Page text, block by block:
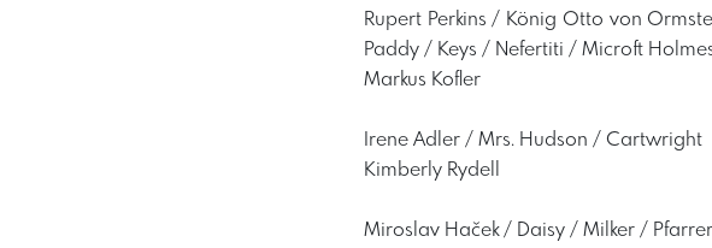
Rupert Perkins / König Otto von
Paddy / Keys / Nefertiti / Microft
Markus Kofler
Irene Adler / Mrs. Hudson / Cartwright
Kimberly Rydell
Miroslav Haček / Daisy / Milker /